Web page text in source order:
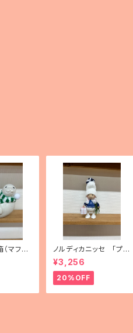
マフラ
ンド製）
ノルディカニッセ 「プレ
ゼントを持った胴長女
の子」
¥3,256
20%OFF